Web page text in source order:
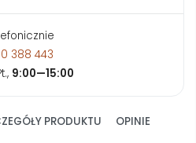
388 443
9:00—15:00
PRODUKTU
OPINIE